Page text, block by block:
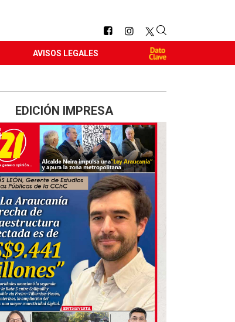
AVISOS LEGALES
EDICIÓN IMPRESA